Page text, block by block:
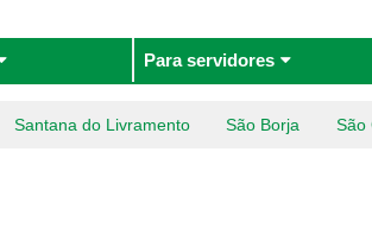
Para servidores
Santana do Livramento São Borja São